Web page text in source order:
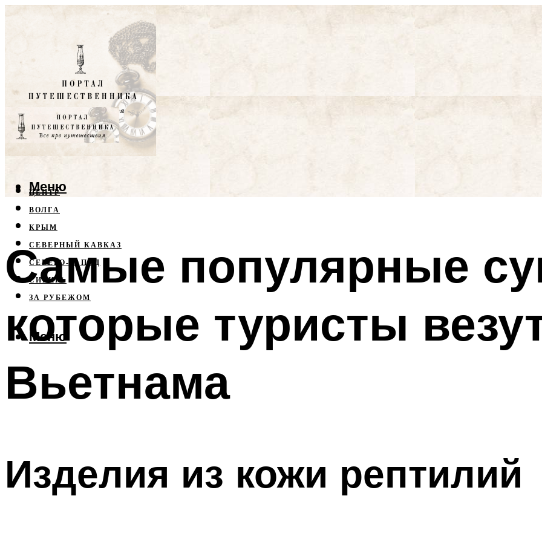
ЦЕНТР
ВОЛГА
КРЫМ
СЕВЕРНЫЙ КАВКАЗ
СЕВЕРО-ЗАПАД
СИБИРЬ
ЗА РУБЕЖОМ
Меню
Меню
Самые популярные
которые туристы
Вьетнама
Изделия из кожи рептилий